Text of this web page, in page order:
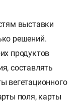
выставки
решений.
продуктов
составлять
вегетационного
поля, карты